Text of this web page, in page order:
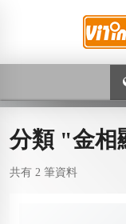
分類 "金相
共有 2 筆資料